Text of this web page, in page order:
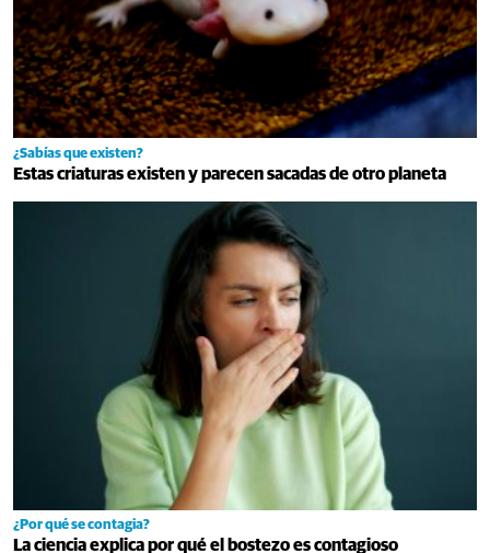
¿Sabías que existen?
Estas criaturas existen y parecen sacadas de otro planeta
¿Por qué se contagia?
La ciencia explica por qué el bostezo es contagioso